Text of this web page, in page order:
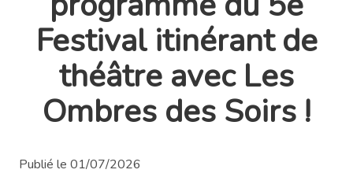
Festival itinérant de
théâtre avec Les
Ombres des Soirs !
Publié le 01/07/2026